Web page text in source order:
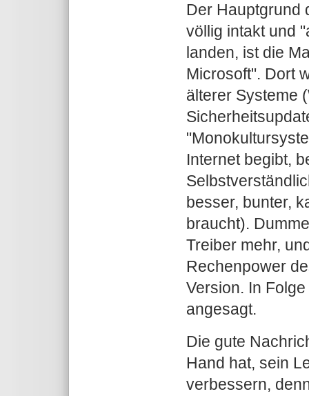
Der Hauptgrund
völlig intakt und
landen, ist die
Microsoft". Dort
älterer Systeme
Internet begibt,
besser, bunter,
braucht).
Treiber mehr,
Rechenpower
Version. In
angesagt.
Die gute
Hand hat, sein
verbessern,